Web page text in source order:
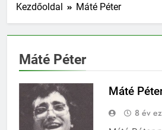
Kezdőoldal Máté Péter
Máté Péter
Máté
8 év